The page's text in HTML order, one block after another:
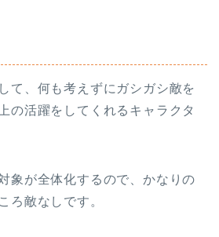
て、何も考えずにガシガシ敵を
の活躍をしてくれるキャラクタ
象が全体化するので、かなりの
ろ敵なしです。